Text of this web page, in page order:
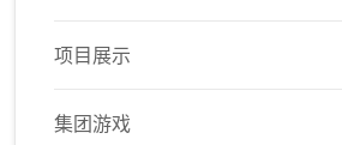
项目展示
集团游戏